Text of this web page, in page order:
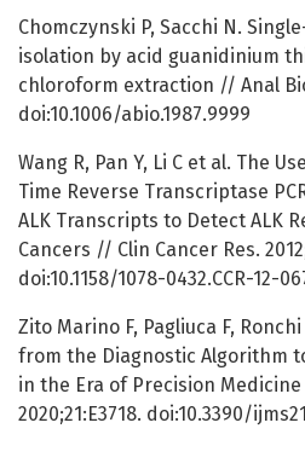
Chomczynski P, Sacchi N.
isolation by acid guanidinium
chloroform extraction // Anal
doi:10.1006/abio.1987.9999
Wang R, Pan Y, Li C et al. The
Time Reverse Transcriptase
ALK Transcripts to Detect ALK
Cancers // Clin Cancer Res.
doi:10.1158/1078-0432.CCR-12-
Zito Marino F, Pagliuca F,
from the Diagnostic Algorithm
in the Era of Precision
2020;21:E3718. doi:10.3390/